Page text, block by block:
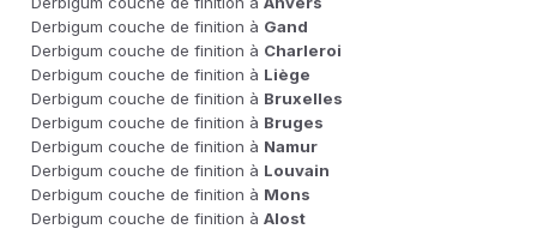
Derbigum couche de finition à Gand
Derbigum couche de finition à Charleroi
Derbigum couche de finition à Liège
Derbigum couche de finition à Bruxelles
Derbigum couche de finition à Bruges
Derbigum couche de finition à Namur
Derbigum couche de finition à Louvain
Derbigum couche de finition à Mons
Derbigum couche de finition à Alost